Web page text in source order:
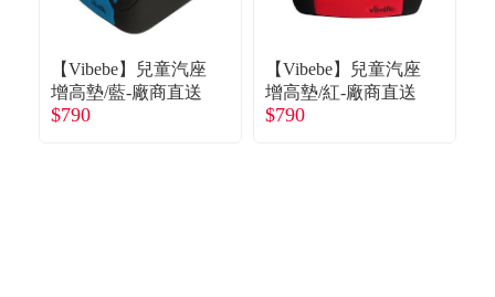
【Vibebe】兒童汽座
增高墊/藍-廠商直送
$790
【Vibebe】兒童汽座
增高墊/紅-廠商直送
$790